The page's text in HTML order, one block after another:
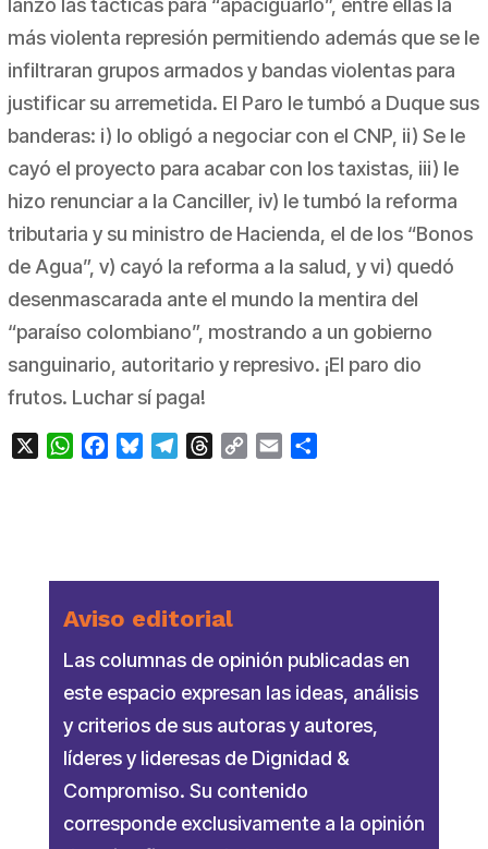
lanzó las tácticas para “apaciguarlo”, entre ellas la
más violenta represión permitiendo además que se le
infiltraran grupos armados y bandas violentas para
justificar su arremetida. El Paro le tumbó a Duque sus
banderas: i) lo obligó a negociar con el CNP, ii) Se le
cayó el proyecto para acabar con los taxistas, iii) le
hizo renunciar a la Canciller, iv) le tumbó la reforma
tributaria y su ministro de Hacienda, el de los “Bonos
de Agua”, v) cayó la reforma a la salud, y vi) quedó
desenmascarada ante el mundo la mentira del
“paraíso colombiano”, mostrando a un gobierno
sanguinario, autoritario y represivo. ¡El paro dio
frutos. Luchar sí paga!
WhatsApp
FacebookBlueskyTelegramThreads
Copy Email
Aviso editorial
Las columnas de opinión publicadas en
este espacio expresan las ideas, análisis
y criterios de sus autoras y autores,
líderes y lideresas de Dignidad &
Compromiso. Su contenido
corresponde exclusivamente a la opinión